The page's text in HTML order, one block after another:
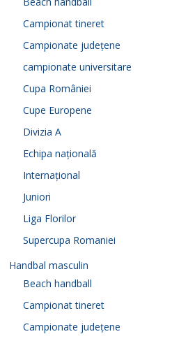
Campionat tineret
Campionate județene
campionate universitare
Cupa României
Cupe Europene
Divizia A
Echipa națională
Internațional
Juniori
Liga Florilor
Supercupa Romaniei
Handbal masculin
Beach handball
Campionat tineret
Campionate județene